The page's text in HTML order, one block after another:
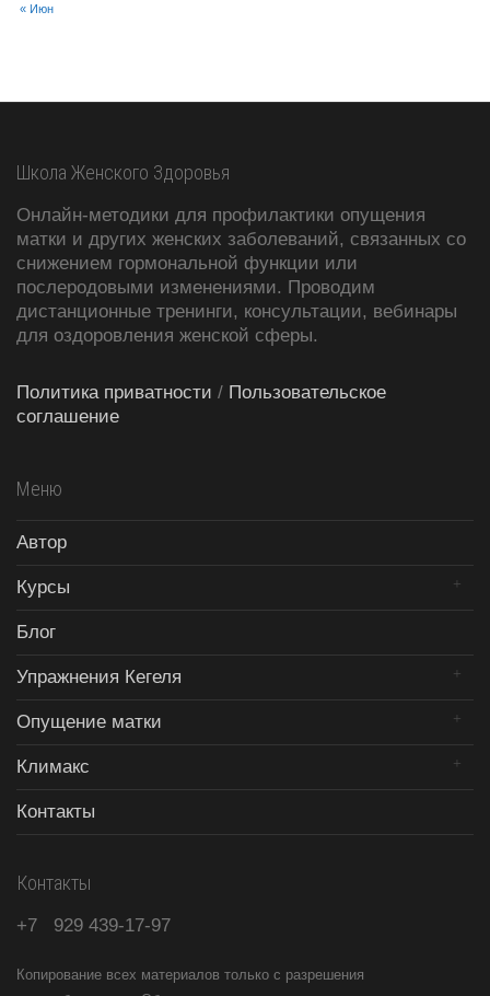
« Июн
Школа Женского Здоровья
Онлайн-методики для профилактики опущения
матки и других женских заболеваний, связанных со
снижением гормональной функции или
послеродовыми изменениями. Проводим
дистанционные тренинги, консультации, вебинары
для оздоровления женской сферы.
Политика приватности / Пользовательское
соглашение
Меню
Автор
Курсы
Блог
Упражнения Кегеля
Опущение матки
Климакс
Контакты
Контакты
+7 929 439-17-97
Копирование всех материалов только с разрешения